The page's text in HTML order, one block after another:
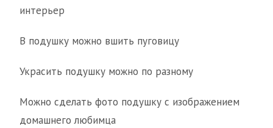
интерьер
В подушку можно вшить пуговицу
Украсить подушку можно по разному
Можно сделать фото подушку с изображением
домашнего любимца